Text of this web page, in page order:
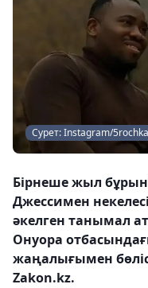
Сурет: Instagram/5rochka
Бірнеше жыл
Джессимен
әкелген танымал
Онуора
жаңалығымен
Zakon.kz.